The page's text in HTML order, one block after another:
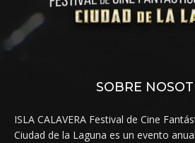
SOBRE
ISLA CALAVERA Festival de Cine
Ciudad de la Laguna es un evento